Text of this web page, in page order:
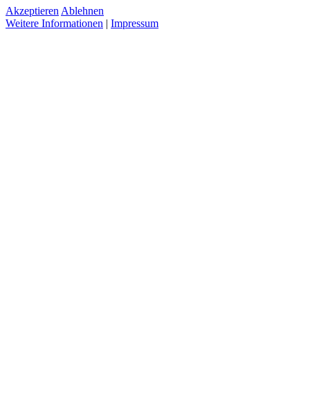
Akzeptieren Ablehnen
Weitere Informationen | Impressum